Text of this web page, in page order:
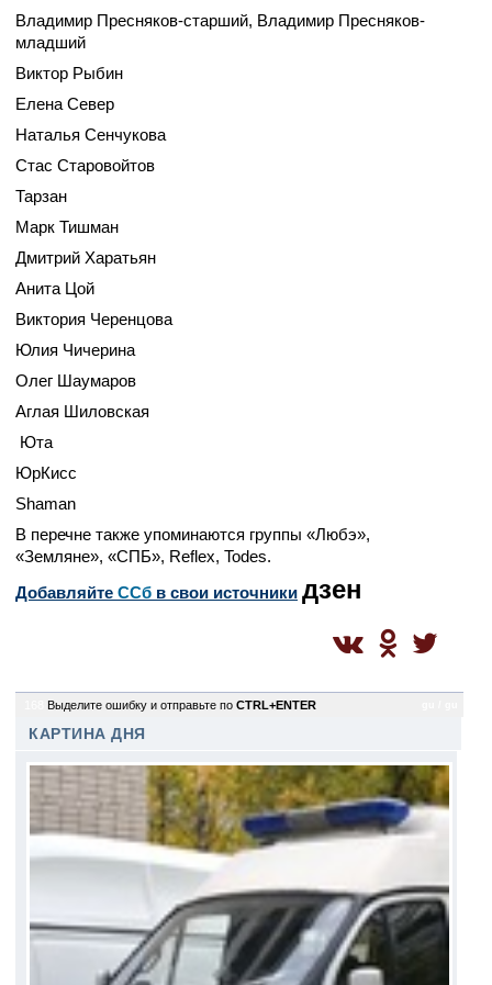
Владимир Пресняков-старший, Владимир Пресняков-
младший
Виктор Рыбин
Елена Север
Наталья Сенчукова
Стас Старовойтов
Тарзан
Марк Тишман
Дмитрий Харатьян
Анита Цой
Виктория Черенцова
Юлия Чичерина
Олег Шаумаров
Аглая Шиловская
Юта
ЮрКисс
Shaman
В перечне также упоминаются группы «Любэ»,
«Земляне», «СПБ», Reflex, Todes.
Добавляйте CСб в свои источники дзен
Выделите ошибку и отправьте по CTRL+ENTER
КАРТИНА ДНЯ